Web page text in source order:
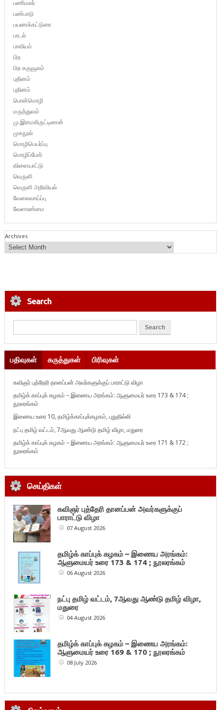
பணிமலர்
பண்பாடு
பயணக்கட்டுரை
பாடல்
பாவியம்
பிற
பிற கருவூலம்
புதினம்
புதினம்
பொன்மொழி
மருத்துவம்
மு.இராமகிருட்டிணன்
முகநூல்
மொழிபெயர்ப்பு
மொழிப்போர்
விளையாட்டு
வெருளி
வெருளி அறிவியல்
வேலைவாய்ப்பு
வேளாண்மை
Archives
Search
பதிவுகள் கருத்துகள் பிரிவுகள்
கவிஞர் புத்தேரி தானப்பன் அவர்களுக்குப் பாராட்டு விழா
தமிழ்க் காப்புக் கழகம் – இணைய அரங்கம்: ஆளுமையர் உரை 173 & 174 ;
நூலரங்கம்
இணைய உரை 10, தமிழ்க்காப்புக்கழகம், புதுதில்லி
நட்பு தமிழ் வட்டம், 7ஆவது ஆண்டு தமிழ் விழா, மதுரை
தமிழ்க் காப்புக் கழகம் – இணைய அரங்கம்: ஆளுமையர் உரை 171 & 172 ;
நூலரங்கம்
செய்திகள்
கவிஞர் புத்தேரி தானப்பன் அவர்களுக்குப்
பாராட்டு விழா
07 August 2026
தமிழ்க் காப்புக் கழகம் – இணைய அரங்கம்:
ஆளுமையர் உரை 173 & 174 ; நூலரங்கம்
06 August 2026
நட்பு தமிழ் வட்டம், 7ஆவது ஆண்டு தமிழ் விழா,
மதுரை
04 August 2026
தமிழ்க் காப்புக் கழகம் – இணைய அரங்கம்:
ஆளுமையர் உரை 169 & 170 ; நூலரங்கம்
08 July 2026